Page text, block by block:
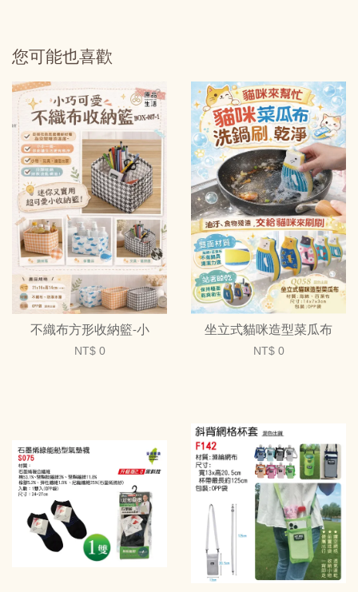
您可能也喜歡
不織布方形收納籃-小
NT$ 0
坐立式貓咪造型菜瓜布
NT$ 0